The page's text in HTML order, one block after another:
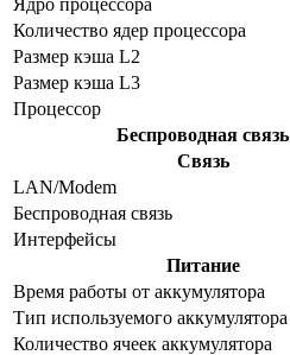
Количество ядер процессора
Размер кэша L2
Размер кэша L3
Процессор
Беспроводная связь
Связь
LAN/Modem
Беспроводная связь
Интерфейсы
Питание
Время работы от аккумулятора
Тип используемого аккумулятора
Количество ячеек аккумулятора